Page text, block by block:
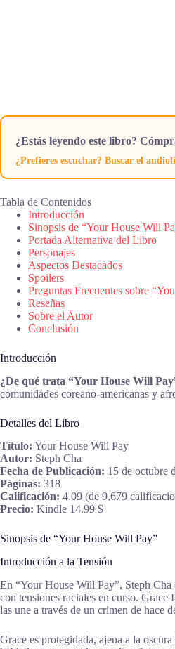
¿Estás leyendo este libro?
¿Prefieres escuchar? Buscar el
Tabla de Contenidos
Introducción
Sinopsis de “Your House Will
Portada Alternativa del Libro
Personajes
Aspectos Destacados
Spoilers
Preguntas Frecuentes sobre
Reseñas
Sobre el Autor
Conclusión
Introducción
¿De qué trata “Your House Will
comunidades coreano-americanas y
Detalles del Libro
Título: Your House Will Pay
Autor: Steph Cha
Fecha de Publicación: 15 de octubre
Páginas: 318
Calificación: 4.09 (de 9,679
Precio: Kindle 14.99 $
Sinopsis de “Your House Will Pay”
Introducción a la Tensión
En “Your House Will Pay”, Steph
con tensiones raciales en curso. Grace
las une a través de un crimen de hace
Grace es protegidada, ajena a la